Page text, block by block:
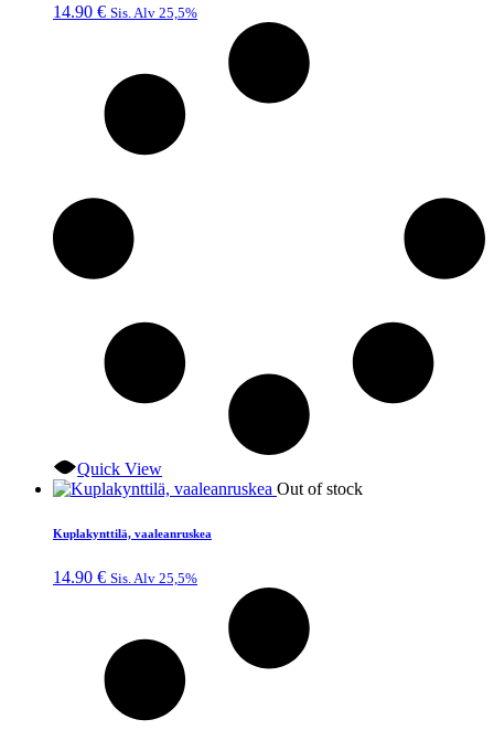
14.90 € Sis. Alv 25,5%
Quick View
Out of stock
Kuplakynttilä, vaaleanruskea
14.90 € Sis. Alv 25,5%